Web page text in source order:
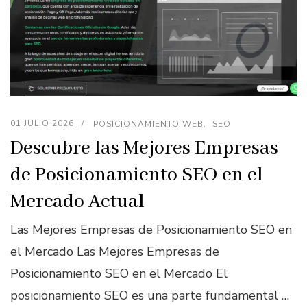
01 JULIO 2026 POSICIONAMIENTO WEB SEO
Descubre las Mejores Empresas
de Posicionamiento SEO en el
Mercado Actual
Las Mejores Empresas de Posicionamiento SEO en
el Mercado Las Mejores Empresas de
Posicionamiento SEO en el Mercado El
posicionamiento SEO es una parte fundamental …